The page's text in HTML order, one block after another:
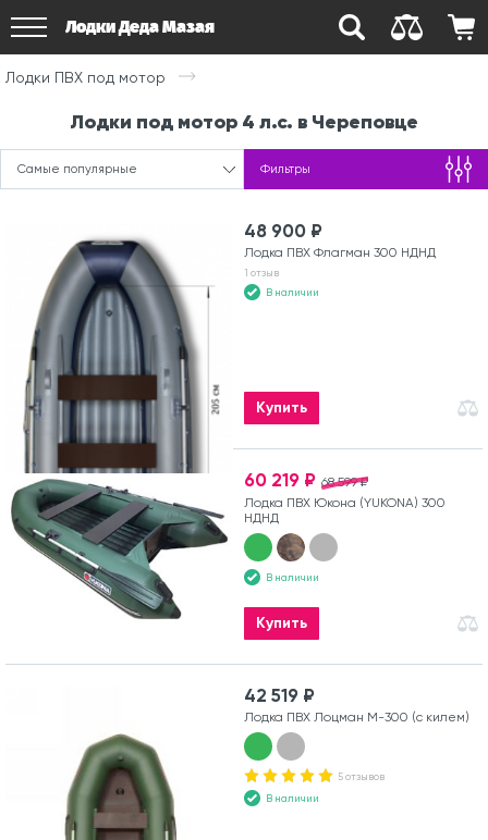
Лодки Деда Мазая
Лодки ПВХ под мотор
Лодки под мотор 4 л.с. в Череповце
Самые популярные Фильтры
48 900 ₽
Лодка ПВХ Флагман 300 НДНД
1 отзыв
В наличии
Купить
68 599 ₽
60 219 ₽
Лодка ПВХ Юкона (YUKONA) 300
НДНД
В наличии
Купить
42 519 ₽
Лодка ПВХ Лоцман М-300 (с килем)
5 отзывов
В наличии